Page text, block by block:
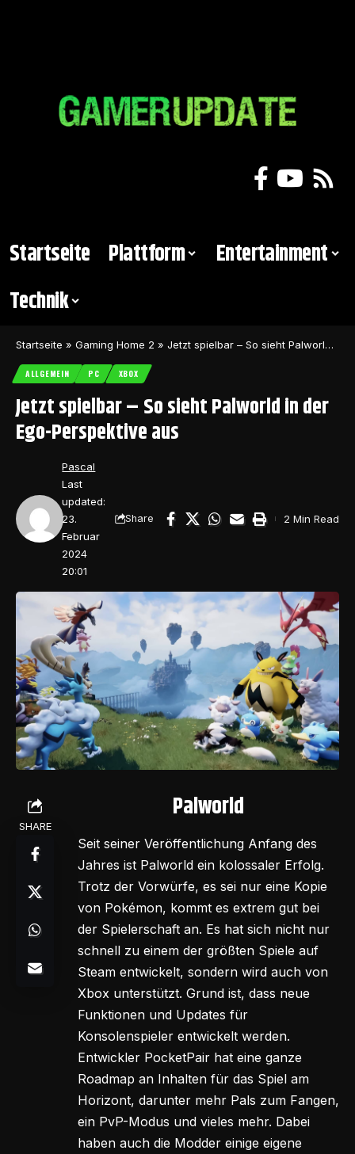
Startseite Plattform
Entertainment
Technik
Startseite » Gaming Home 2 » Jetzt spielbar – So sieht Palworld in der Ego-Perspektive aus
ALLGEMEIN PC XBOX
Jetzt spielbar – So sieht Palworld in der
Ego-Perspektive aus
Last
updated:
23.
Februar
2024
20:01
Pascal
Share 2 Min Read
SHARE
Palworld
Seit seiner Veröffentlichung Anfang des
Jahres ist Palworld ein kolossaler Erfolg.
Trotz der Vorwürfe, es sei nur eine Kopie
von Pokémon, kommt es extrem gut bei
der Spielerschaft an. Es hat sich nicht nur
schnell zu einem der größten Spiele auf
Steam entwickelt, sondern wird auch von
Xbox unterstützt. Grund ist, dass neue
Funktionen und Updates für
Konsolenspieler entwickelt werden.
Entwickler PocketPair hat eine ganze
Roadmap an Inhalten für das Spiel am
Horizont, darunter mehr Pals zum Fangen,
ein PvP-Modus und vieles mehr. Dabei
haben auch die Modder einige eigene